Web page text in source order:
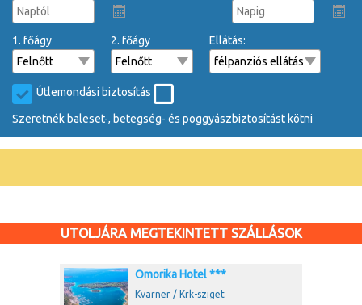
1. főágy 2. főágy Ellátás:
Útlemondási biztosítás
Szeretnék baleset-, betegség- és poggyászbiztosítást kötni
UTOLJÁRA MEGTEKINTETT SZÁLLÁSOK
Omorika Hotel ***
Kvarner / Krk-sziget